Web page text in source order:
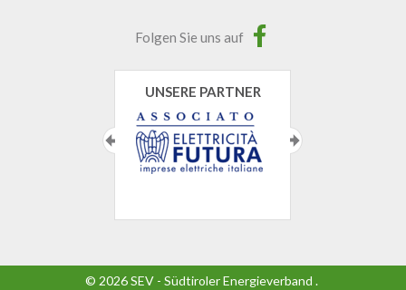
Folgen Sie uns auf
UNSERE PARTNER
© 2026SEV - Südtiroler Energieverband .